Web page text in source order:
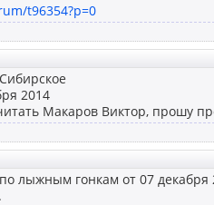
t96354?p=0
2014
Макаров Виктор, прошу
лыжным гонкам от 07